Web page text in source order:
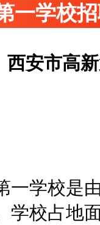
一学校
西安市高
学校是由
学校占地